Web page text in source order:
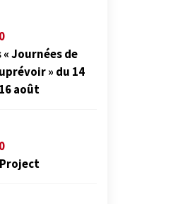
« Journées de
» du 14
août